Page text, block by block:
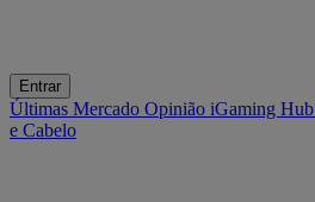
Entrar
Últimas Mercado Opinião iGaming Hub
e Cabelo